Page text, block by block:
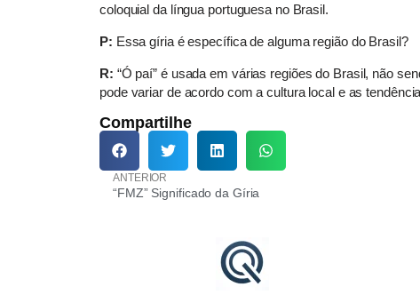
coloquial da língua portuguesa no Brasil.
P: Essa gíria é específica de alguma região do Brasil?
R: “Ó paí” é usada em várias regiões do Brasil, não
pode variar de acordo com a cultura local e as
Compartilhe
ANTERIOR
“FMZ” Significado da Gíria